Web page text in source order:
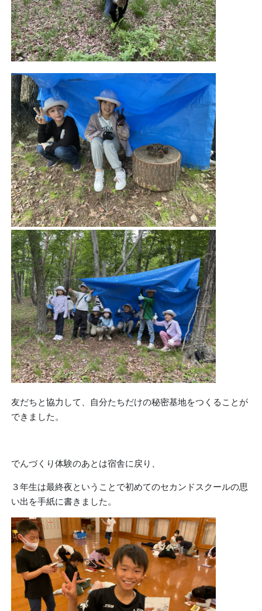
友だちと協力して、自分たちだけの秘密基地をつくることが
できました。
でんづくり体験のあとは宿舎に戻り、
３年生は最終夜ということで初めてのセカンドスクールの思
い出を手紙に書きました。